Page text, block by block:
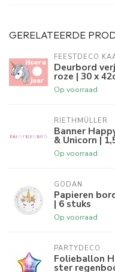
GERELATEERDE
FEESTDECO
Deurbord
roze | 30 x
Op voorraad
RIETHMÜLLER
Banner
& Unicorn |
Op voorraad
GODAN
Papieren
| 6 stuks
Op voorraad
PARTYDECO
Folieballon
ster